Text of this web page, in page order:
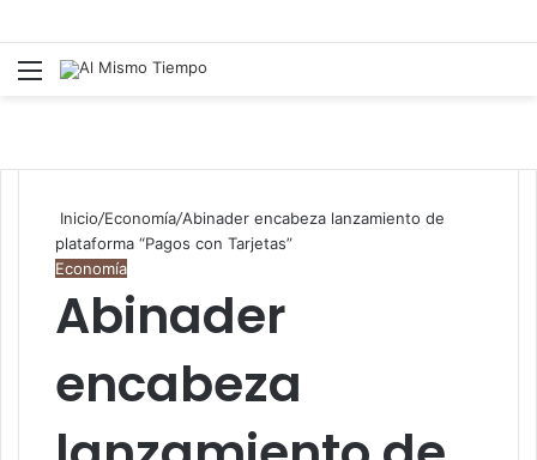
Menú
Inicio/Economía/Abinader encabeza lanzamiento de
plataforma “Pagos con Tarjetas”
Economía
Abinader
encabeza